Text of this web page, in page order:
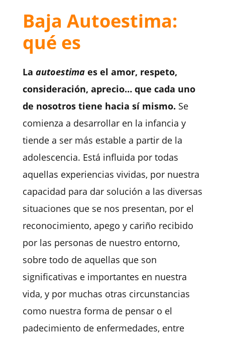
Baja Autoestima:
qué es
La autoestimaes el amor, respeto,
consideración, aprecio… que cada uno
de nosotros tiene hacia sí mismo. Se
comienza a desarrollar en la infancia y
tiende a ser más estable a partir de la
adolescencia. Está influida por todas
aquellas experiencias vividas, por nuestra
capacidad para dar solución a las diversas
situaciones que se nos presentan, por el
reconocimiento, apego y cariño recibido
por las personas de nuestro entorno,
sobre todo de aquellas que son
significativas e importantes en nuestra
vida, y por muchas otras circunstancias
como nuestra forma de pensar o el
padecimiento de enfermedades, entre